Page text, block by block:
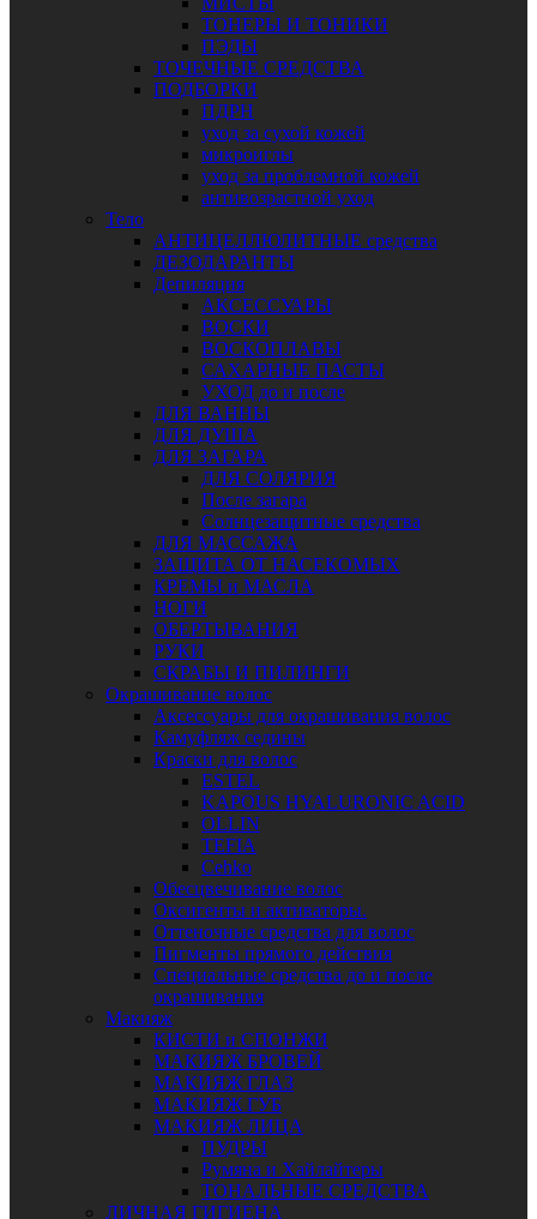
ТОНЕРЫ И ТОНИКИ
ПЭДЫ
ТОЧЕЧНЫЕ СРЕДСТВА
ПОДБОРКИ
ПДРН
уход за сухой кожей
микроиглы
уход за проблемной кожей
антивозрастной уход
Тело
АНТИЦЕЛЛЮЛИТНЫЕ средства
ДЕЗОДАРАНТЫ
Депиляция
АКСЕССУАРЫ
ВОСКИ
ВОСКОПЛАВЫ
САХАРНЫЕ ПАСТЫ
УХОД до и после
ДЛЯ ВАННЫ
ДЛЯ ДУША
ДЛЯ ЗАГАРА
ДЛЯ СОЛЯРИЯ
После загара
Солнцезащитные средства
ДЛЯ МАССАЖА
ЗАЩИТА ОТ НАСЕКОМЫХ
КРЕМЫ и МАСЛА
НОГИ
ОБЕРТЫВАНИЯ
РУКИ
СКРАБЫ И ПИЛИНГИ
Окрашивание волос
Аксессуары для окрашивания волос
Камуфляж седины
Краски для волос
ESTEL
KAPOUS HYALURONIC ACID
OLLIN
TEFIA
Сehko
Обесцвечивание волос
Оксигенты и активаторы.
Оттеночные средства для волос
Пигменты прямого действия
Специальные средства до и после
окрашивания
Макияж
КИСТИ и СПОНЖИ
МАКИЯЖ БРОВЕЙ
МАКИЯЖ ГЛАЗ
МАКИЯЖ ГУБ
МАКИЯЖ ЛИЦА
ПУДРЫ
Румяна и Хайлайтеры
ТОНАЛЬНЫЕ СРЕДСТВА
ЛИЧНАЯ ГИГИЕНА